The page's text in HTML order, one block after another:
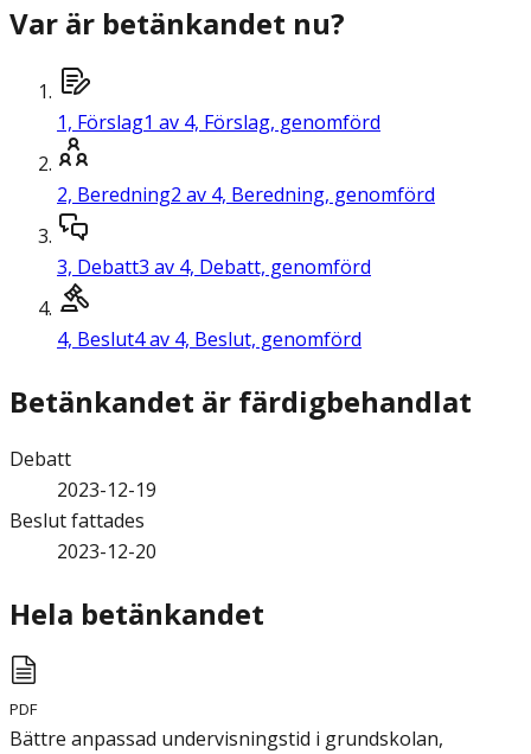
Var är betänkandet nu?
1, Förslag1 av 4, Förslag, genomförd
2, Beredning2 av 4, Beredning, genomförd
3, Debatt3 av 4, Debatt, genomförd
4, Beslut4 av 4, Beslut, genomförd
Betänkandet är färdigbehandlat
Debatt
2023-12-19
Beslut fattades
2023-12-20
Hela betänkandet
PDF
Bättre anpassad undervisningstid i grundskolan,